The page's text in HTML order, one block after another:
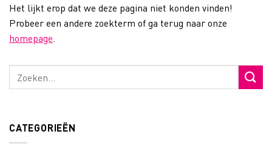
Het lijkt erop dat we deze pagina niet konden vinden!
Probeer een andere zoekterm of ga terug naar onze
homepage
CATEGORIEËN